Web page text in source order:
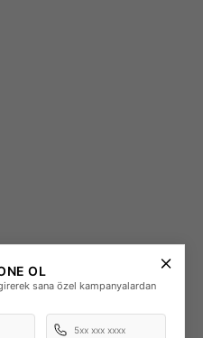
OL
sana özel kampanyalardan